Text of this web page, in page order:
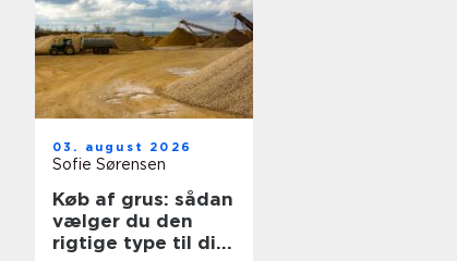
03. august 2026
Sofie Sørensen
Køb af grus: sådan
vælger du den
rigtige type til dit